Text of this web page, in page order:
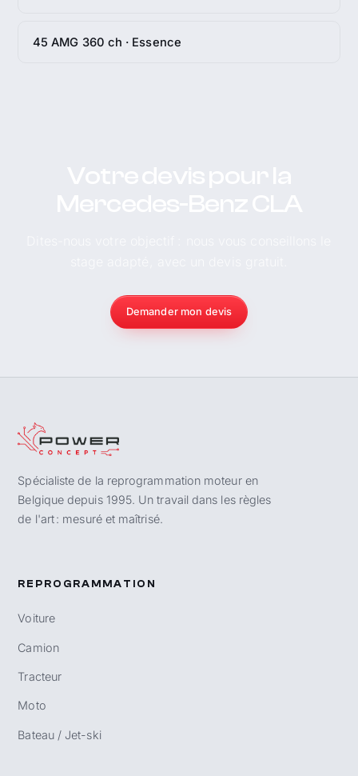
45 AMG 360 ch · Essence
Demander mon devis
Spécialiste de la reprogrammation moteur en
Belgique depuis 1995. Un travail dans les règles
de l'art : mesuré et maîtrisé.
REPROGRAMMATION
Voiture
Camion
Tracteur
Moto
Bateau / Jet-ski